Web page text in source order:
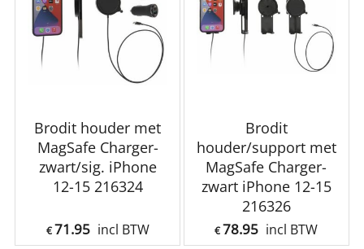
Brodit houder met
MagSafe Charger-
zwart/sig. iPhone
12-15 216324
€ 71.95 incl BTW
Brodit
houder/support met
MagSafe Charger-
zwart iPhone 12-15
216326
€ 78.95 incl BTW